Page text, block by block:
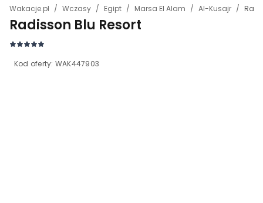
Wakacje.pl Wczasy Egipt Marsa El Alam Al-Kusajr
Radisson Blu Resort
Kod oferty: WAK447903